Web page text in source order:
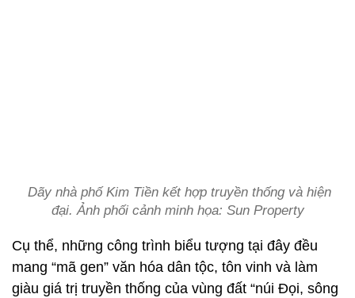
Dãy nhà phố Kim Tiền kết hợp truyền thống và hiện
đại. Ảnh phối cảnh minh họa: Sun Property
Cụ thể, những công trình biểu tượng tại đây đều
mang “mã gen” văn hóa dân tộc, tôn vinh và làm
giàu giá trị truyền thống của vùng đất “núi Đọi, sông